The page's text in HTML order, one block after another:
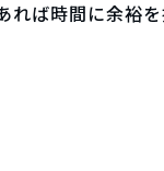
ば時間に余裕